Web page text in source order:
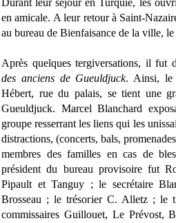
en amicale. A leur retour à Saint-
au bureau de Bienfaisance de la ville,
Après quelques tergiversations, il fut
des anciens de Gueuldjuck. Ainsi, le
Hébert, rue du palais, se tient une
Gueuldjuck. Marcel Blanchard
groupe resserrant les liens qui les
distractions, (concerts, bals,
membres des familles en cas de
président du bureau provisoire fut
Pipault et Tanguy ; le secrétaire
Brosseau ; le trésorier C. Alletz ; le
commissaires Guillouet, Le Prévost,